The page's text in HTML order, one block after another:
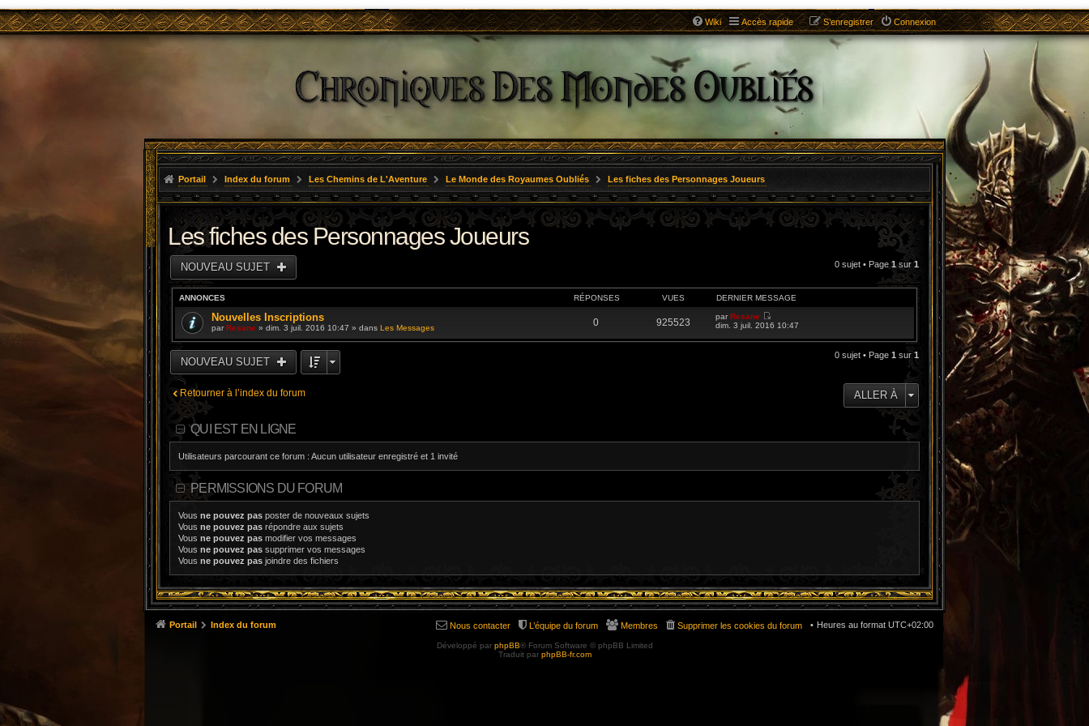
Wiki Accès rapide Connexion
S’enregistrer
Portail Index du forum Les Chemins de L'Aventure Le Monde des Royaumes Oubliés Les fiches des Personnages Joueurs
Les fiches des Personnages Joueurs
NOUVEAU SUJET 0 sujet • Page 1sur 1
ANNONCES RÉPONSES VUES DERNIER MESSAGE
Nouvelles Inscriptions
parResane » dim. 3 juil. 2016 10:47 » dans Les Messages 0 925523
parResane
V
i
dim. 3 juil. 2016 10:47
NOUVEAU SUJET
0 sujet • Page 1 sur 1
Retourner à l’index du forum ALLER À
QUI EST EN LIGNE
Utilisateurs parcourant ce forum : Aucun utilisateur enregistré et 1 invité
PERMISSIONS DU FORUM
Vous ne pouvez pas poster de nouveaux sujets
Vous ne pouvez pas répondre aux sujets
Vous ne pouvez pas modifier vos messages
Vous ne pouvez pas supprimer vos messages
Vous ne pouvez pas joindre des fichiers
Portail Index du forum Heures au format UTC+02:00
Supprimer les cookies du forum
Membres
L’équipe du forum
Nous contacter
Développé par phpBB® Forum Software © phpBB Limited
Traduit par phpBB-fr.com